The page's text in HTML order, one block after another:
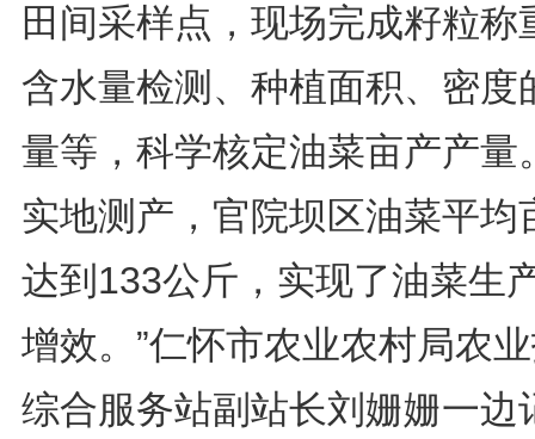
田间采样点，现场完成籽粒称
含水量检测、种植面积、密度
量等，科学核定油菜亩产产量
实地测产，官院坝区油菜平均
达到133公斤，实现了油菜生
增效。”仁怀市农业农村局农
综合服务站副站长刘姗姗一边